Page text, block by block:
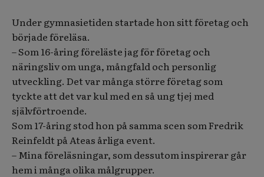
Under gymnasietiden startade hon sitt företag och
började föreläsa.
– Som 16-åring föreläste jag för företag och
näringsliv om unga, mångfald och personlig
utveckling. Det var många större företag som
tyckte att det var kul med en så ung tjej med
självförtroende.
Som 17-åring stod hon på samma scen som Fredrik
Reinfeldt på Ateas årliga event.
– Mina föreläsningar, som dessutom inspirerar går
hem i många olika målgrupper.